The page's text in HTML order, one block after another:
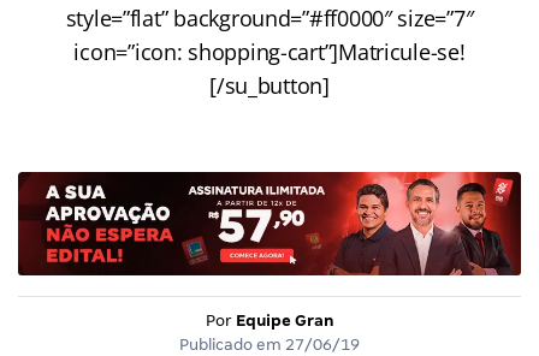
style=”flat” background=”#ff0000″ size=”7″
icon=”icon: shopping-cart”]Matricule-se!
[/su_button]
Por Equipe Gran
Publicado em 27/06/19